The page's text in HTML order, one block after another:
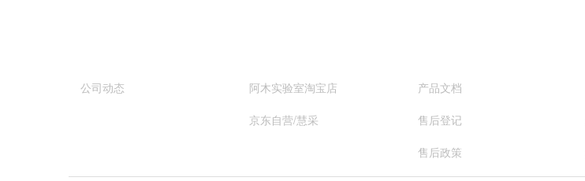
公司动态 阿木实验室淘宝店
京东自营/慧采
产品文档
售后登记
售后政策